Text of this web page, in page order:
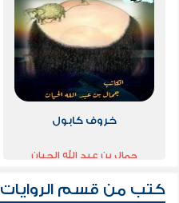
خروف كابول
جمال بن عبد الله الحيان
كتب من قسم